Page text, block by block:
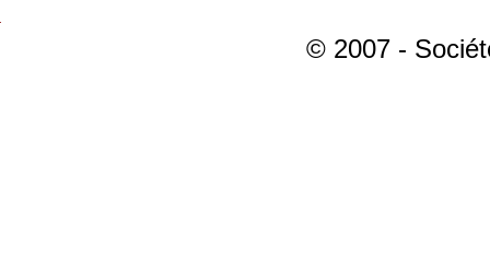
© 2007 -